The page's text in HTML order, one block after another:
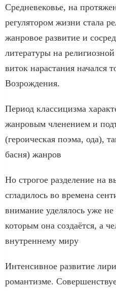
Средневековье, на
регулятором жизни стала
жанровое развитие и
литературы на
виток нарастания начался
Возрождения.
Период классицизма
жанровым членением и
(героическая поэма, ода),
басня) жанров
Но строгое разделение на
сгладилось во времена
внимание уделялось уже
которым она создаётся, а
внутреннему миру
Интенсивное развитие
романтизме.